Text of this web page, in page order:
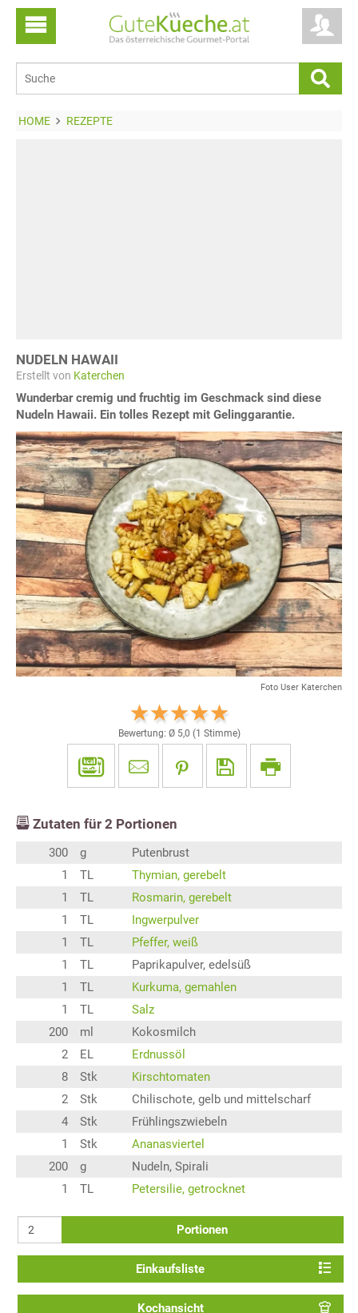
HOME REZEPTE
NUDELN HAWAII
Erstellt von Katerchen
Wunderbar cremig und fruchtig im Geschmack sind diese
Nudeln Hawaii. Ein tolles Rezept mit Gelinggarantie.
Foto User Katerchen
Bewertung: Ø 5,0 (1 Stimme)
Zutaten für 2 Portionen
300 g
Putenbrust
1
TL
Thymian, gerebelt
1
TL
Rosmarin, gerebelt
1
TL
Ingwerpulver
1
TL
Pfeffer, weiß
1
TL
Paprikapulver, edelsüß
1
TL
Kurkuma, gemahlen
1
TL
Salz
200
ml
Kokosmilch
2
EL
Erdnussöl
8
Stk
Kirschtomaten
2
Stk
Chilischote, gelb und mittelscharf
4
Stk
Frühlingszwiebeln
1
Stk
Ananasviertel
200
g
Nudeln, Spirali
1
TL Petersilie, getrocknet
Portionen
Einkaufsliste
Kochansicht